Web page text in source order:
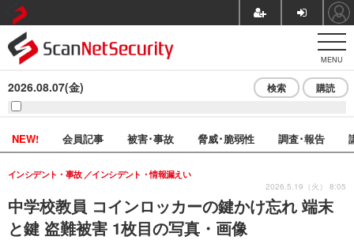
MENU
2026.08.07(金) 検索 購読
NEW! 会員記事 被害･事故 脅威･脆弱性 調査･報告
中学校教員 コインロッカーの鍵かけ忘れ 端末
と鍵 盗難被害 1枚目の写真・画像
インシデント・事故 インシデント・情報漏えい
2026.5.19（火） 8:05